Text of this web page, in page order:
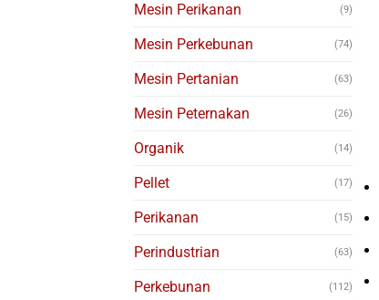
Mesin Perikanan (9)
Mesin Perkebunan (74)
Mesin Pertanian (63)
Mesin Peternakan (26)
Organik (14)
Pellet (17)
Perikanan (15)
Perindustrian (63)
Perkebunan (112)